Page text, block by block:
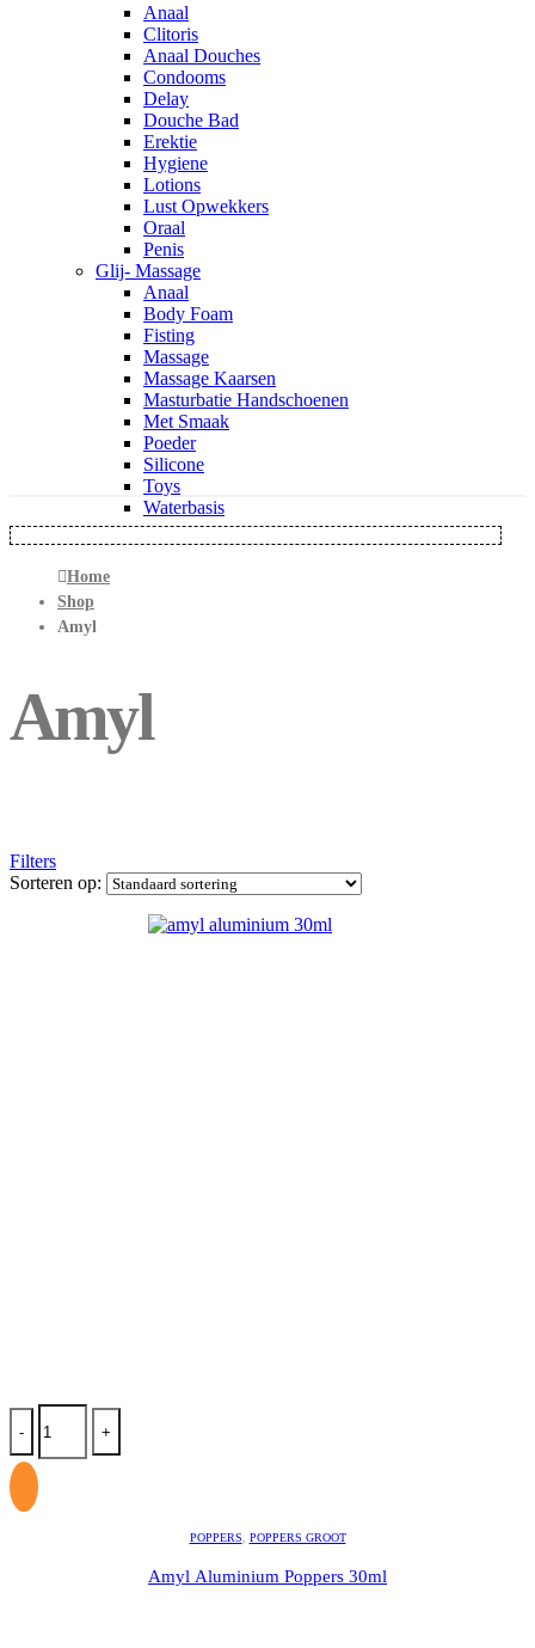
Anaal
Clitoris
Anaal Douches
Condooms
Delay
Douche Bad
Erektie
Hygiene
Lotions
Lust Opwekkers
Oraal
Penis
Glij- Massage
Anaal
Body Foam
Fisting
Massage
Massage Kaarsen
Masturbatie Handschoenen
Met Smaak
Poeder
Silicone
Toys
Waterbasis
Home
Shop
Amyl
Amyl
Filters
Sorteren op:
- +
POPPERS, POPPERS GROOT
Amyl Aluminium Poppers 30ml